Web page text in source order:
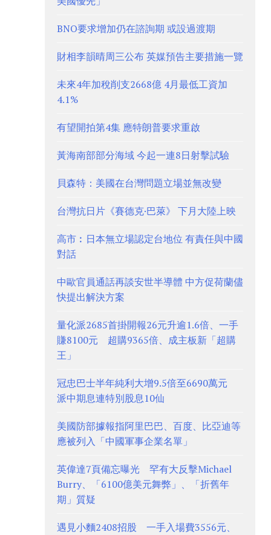
BNO要求增加仍在諮詢期 或設過渡期
財相李韻晴周三公布 英媒預告主要措施一覽
未來4年加稅削支2668億 4月最低工資加
4.1%
有望開拍第4集 應特朗普要求重啟
黃海南部部分海域 今起一連8日射擊試驗
貝森特：美國在台灣問題立場並無改變
台灣抗日片《賽德克·巴萊》 下月大陸上映
高市︰日本無立場認定台地位 有責任與中國
對話
中歐官員通話再談安世半導體 中方促荷蘭儘
快提出解決方案
量化派2685首掛開報26元升逾1.6倍、一手
賺8100元 超購9365倍、成主板新「超購
王」
冠忠巴士半年純利大增9.5倍至6690萬元
派中期息連特別股息10仙
美國防部據報指阿里巴巴、百度、比亞迪等
應被列入「中國軍事企業名單」
英偉達7頁備忘曝光 罕有大反擊Michael
Burry、「6100億美元舞弊」、「折舊年
期」質疑
遇見小麵2408招股 一手入場費3556元、